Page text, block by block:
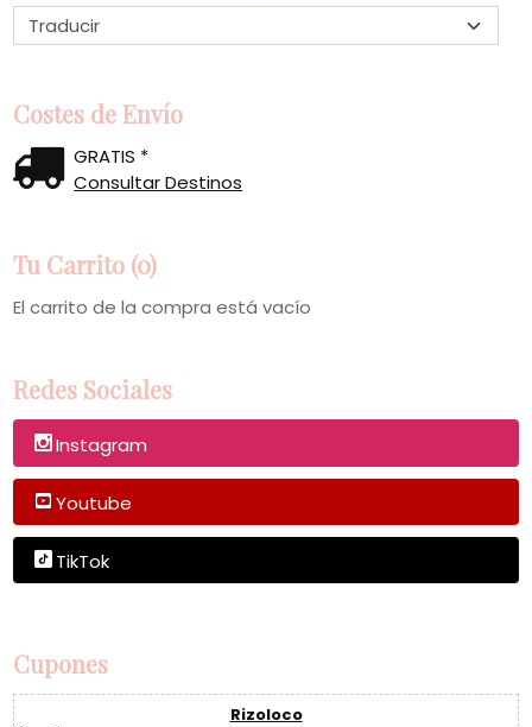
Costes de Envío
GRATIS *
Consultar Destinos
Tu Carrito (0)
El carrito de la compra está vacío
Redes Sociales
Instagram
Youtube
TikTok
Cupones
Rizoloco